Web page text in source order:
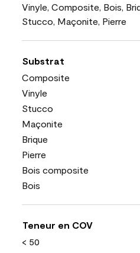
Vinyle, Composite, Bois,
Stucco, Maçonite, Pierre
Substrat
Composite
Vinyle
Stucco
Maçonite
Brique
Pierre
Bois composite
Bois
Teneur en COV
< 50